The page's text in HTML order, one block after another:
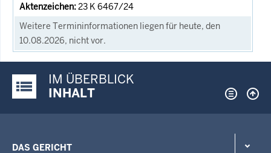
23 K 6467/24
Weitere Termininformationen liegen für heute, den
10.08.2026, nicht vor.
Justiz-Portal im Überblick:
IM ÜBERBLICK
INHALT
DAS GERICHT